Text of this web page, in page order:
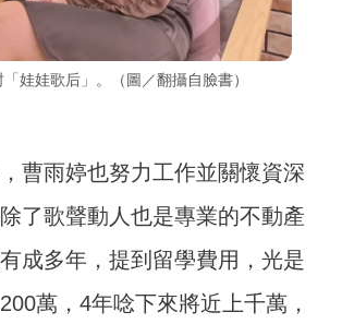
娃娃歌后」。（圖／翻攝自臉書）
曹雨婷也努力工作並關懷資深
了歌聲動人也是專業的不動產
成多年，提到留學費用，光是
萬，4年唸下來將近上千萬，